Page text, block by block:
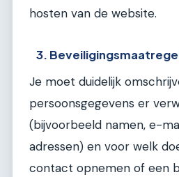
hosten van de website.
3.
Je moet duidelijk
persoonsgegevens er
(bijvoorbeeld namen, e-
adressen) en voor welk
contact opnemen of een